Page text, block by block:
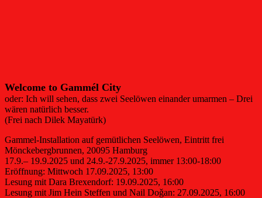
Welcome to Gammél City
oder: Ich will sehen, dass zwei Seelöwen einander umarmen – Drei
wären natürlich besser.
(Frei nach Dilek Mayatürk)
Gammel-Installation auf gemütlichen Seelöwen, Eintritt frei
Mönckebergbrunnen, 20095 Hamburg
17.9.– 19.9.2025 und 24.9.-27.9.2025, immer 13:00-18:00
Eröffnung: Mittwoch 17.09.2025, 13:00
Lesung mit Dara Brexendorf: 19.09.2025, 16:00
Lesung mit Jim Hein Steffen und Nail Doǧan: 27.09.2025, 16:00